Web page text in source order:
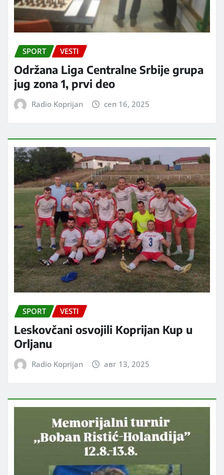
SPORT VESTI
Održana Liga Centralne Srbije grupa
jug zona 1, prvi deo
Radio Koprijan сеп 16, 2025
SPORT VESTI
Leskovčani osvojili Koprijan Kup u
Orljanu
Radio Koprijan авг 13, 2025